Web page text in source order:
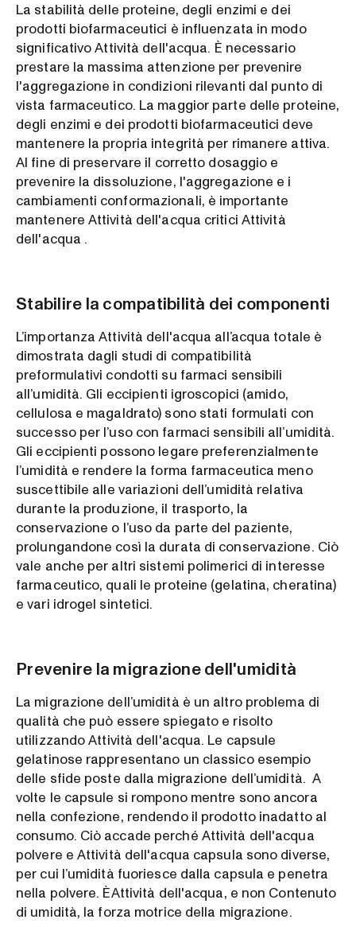
La stabilità delle proteine, degli enzimi e dei
prodotti biofarmaceutici è influenzata in modo
significativo Attività dell'acqua. È necessario
prestare la massima attenzione per prevenire
l'aggregazione in condizioni rilevanti dal punto di
vista farmaceutico. La maggior parte delle proteine,
degli enzimi e dei prodotti biofarmaceutici deve
mantenere la propria integrità per rimanere attiva.
Al fine di preservare il corretto dosaggio e
prevenire la dissoluzione, l'aggregazione e i
cambiamenti conformazionali, è importante
mantenere Attività dell'acqua critici Attività
dell'acqua .
Stabilire la compatibilità dei componenti
L’importanza Attività dell'acqua all’acqua totale è
dimostrata dagli studi di compatibilità
preformulativi condotti su farmaci sensibili
all’umidità. Gli eccipienti igroscopici (amido,
cellulosa e magaldrato) sono stati formulati con
successo per l’uso con farmaci sensibili all’umidità.
Gli eccipienti possono legare preferenzialmente
l’umidità e rendere la forma farmaceutica meno
suscettibile alle variazioni dell’umidità relativa
durante la produzione, il trasporto, la
conservazione o l’uso da parte del paziente,
prolungandone così la durata di conservazione. Ciò
vale anche per altri sistemi polimerici di interesse
farmaceutico, quali le proteine (gelatina, cheratina)
e vari idrogel sintetici.
Prevenire la migrazione dell'umidità
La migrazione dell’umidità è un altro problema di
qualità che può essere spiegato e risolto
utilizzando Attività dell'acqua. Le capsule
gelatinose rappresentano un classico esempio
delle sfide poste dalla migrazione dell’umidità. A
volte le capsule si rompono mentre sono ancora
nella confezione, rendendo il prodotto inadatto al
consumo. Ciò accade perché Attività dell'acqua
polvere e Attività dell'acqua capsula sono diverse,
per cui l’umidità fuoriesce dalla capsula e penetra
nella polvere. ÈAttività dell'acqua, e non Contenuto
di umidità, la forza motrice della migrazione.